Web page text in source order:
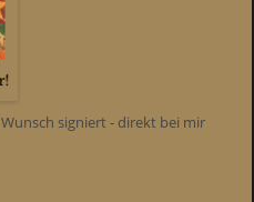
signiert - direkt bei mir